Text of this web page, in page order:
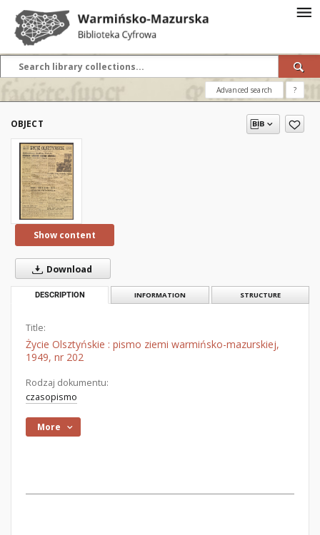
Advanced search ?
OBJECT
Show content
Download
DESCRIPTION INFORMATION STRUCTURE
Title:
Życie Olsztyńskie : pismo ziemi warmińsko-mazurskiej,
1949, nr 202
Rodzaj dokumentu:
czasopismo
More